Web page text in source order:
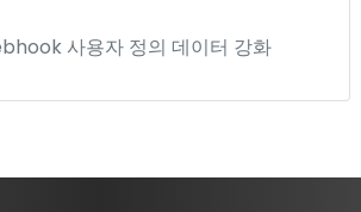
사용자 정의 데이터 강화